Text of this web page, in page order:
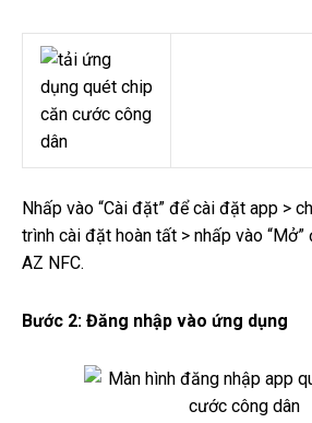
Nhấp vào “Cài đặt” để cài đặt app >
trình cài đặt hoàn tất > nhấp vào
AZ NFC.
Bước 2: Đăng nhập vào ứng dụng